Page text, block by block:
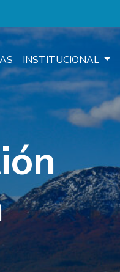
INSTITUCIONAL